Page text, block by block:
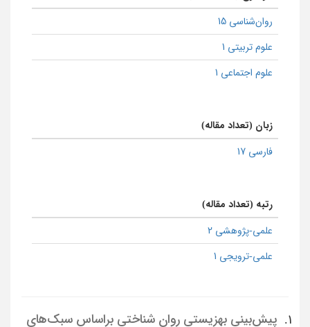
روان‌شناسی 15
علوم تربیتی 1
علوم اجتماعی 1
زبان (تعداد مقاله)
فارسی 17
رتبه (تعداد مقاله)
علمی-پژوهشی 2
علمی-ترویجی 1
1.
پیش‌بینی بهزیستی روان شناختی براساس سبک‌های